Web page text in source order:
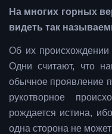
На многих горных
видеть так
Об их происхождении
Одни считают, что
обычное проявление
рукотворное
рождается истина,
одна сторона не